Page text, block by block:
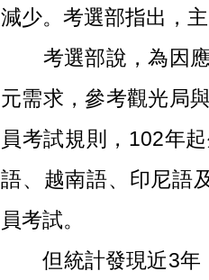
減少。考選部指出，
考選部說，為因應
元需求，參考觀光局
員考試規則，102年
語、越南語、印尼語
員考試。
但統計發現近3年